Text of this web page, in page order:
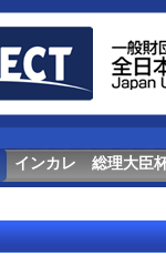
インカレ 総理大臣